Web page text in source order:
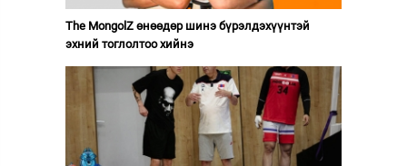
The MongolZ өнөөдөр шинэ бүрэлдэхүүнтэй
эхний тоглолтоо хийнэ